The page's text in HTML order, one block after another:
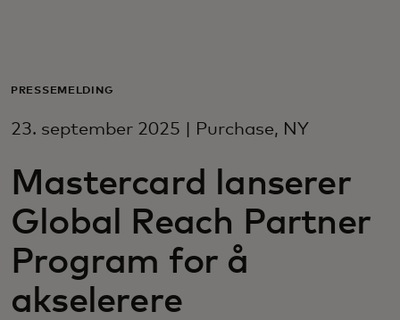
For bedrifter
For innovatører
Nyheter og trender
PRESSEMELDING
23. september 2025 | Purchase, NY
Mastercard lanserer
Global Reach Partner
Program for å
akselerere